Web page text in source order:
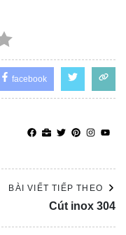
facebook
BÀI VIẾT TIẾP THEO
Cút inox 304